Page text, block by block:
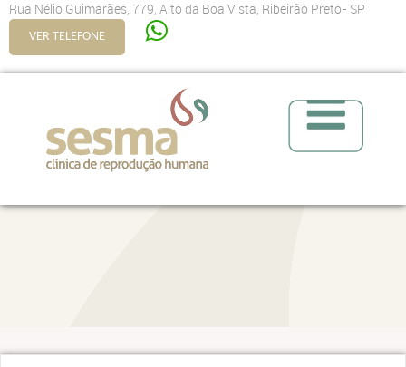
Rua Nélio Guimarães, 779, Alto da Boa Vista, Ribeirão Preto- SP
VER TELEFONE